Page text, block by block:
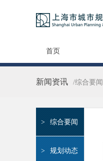
首页
新闻资讯 /综合要闻
> 综合要闻
> 规划动态